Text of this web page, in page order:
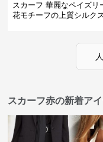
スカーフ 華麗なペイズリ
花モチーフの上質シルク
スカーフ赤の新着ア